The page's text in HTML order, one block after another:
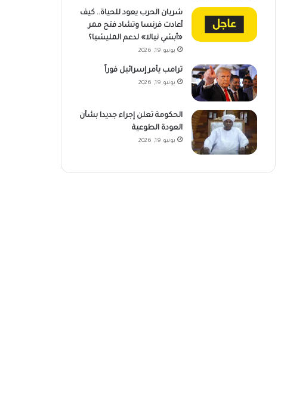
شريان الحرب يعود للحياة.. كيف
أعادت فرنسا وتشاد فتح ممر
«أبشي نيالا» لدعم المليشيا؟
يونيو 19, 2026
ترامب يأمر إسرائيل فوراً
يونيو 19, 2026
الحكومة تعلن إجراء جديدا بشأن
العودة الطوعية
يونيو 19, 2026